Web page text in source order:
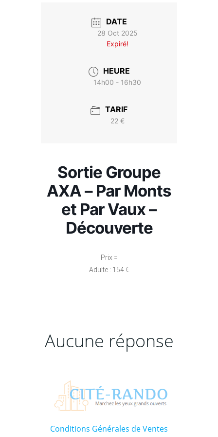
DATE
28 Oct 2025
Expiré!
HEURE
14h00 - 16h30
TARIF
22 €
Sortie Groupe
AXA – Par Monts
et Par Vaux –
Découverte
Prix =
Adulte : 154 €
Aucune réponse
Conditions Générales de Ventes